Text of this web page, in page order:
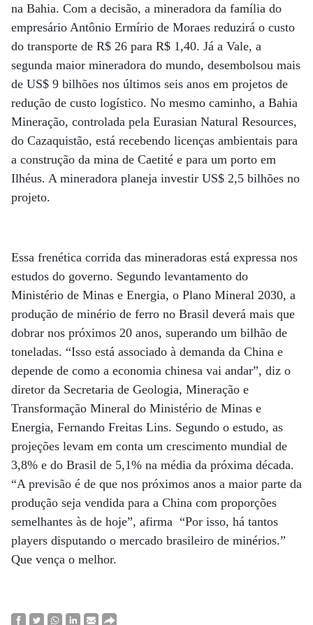
na Bahia. Com a decisão, a mineradora da família do
empresário Antônio Ermírio de Moraes reduzirá o custo
do transporte de R$ 26 para R$ 1,40. Já a Vale, a
segunda maior mineradora do mundo, desembolsou mais
de US$ 9 bilhões nos últimos seis anos em projetos de
redução de custo logístico. No mesmo caminho, a Bahia
Mineração, controlada pela Eurasian Natural Resources,
do Cazaquistão, está recebendo licenças ambientais para
a construção da mina de Caetité e para um porto em
Ilhéus. A mineradora planeja investir US$ 2,5 bilhões no
projeto.
Essa frenética corrida das mineradoras está expressa nos
estudos do governo. Segundo levantamento do
Ministério de Minas e Energia, o Plano Mineral 2030, a
produção de minério de ferro no Brasil deverá mais que
dobrar nos próximos 20 anos, superando um bilhão de
toneladas. “Isso está associado à demanda da China e
depende de como a economia chinesa vai andar”, diz o
diretor da Secretaria de Geologia, Mineração e
Transformação Mineral do Ministério de Minas e
Energia, Fernando Freitas Lins. Segundo o estudo, as
projeções levam em conta um crescimento mundial de
3,8% e do Brasil de 5,1% na média da próxima década.
“A previsão é de que nos próximos anos a maior parte da
produção seja vendida para a China com proporções
semelhantes às de hoje”, afirma “Por isso, há tantos
players disputando o mercado brasileiro de minérios.”
Que vença o melhor.